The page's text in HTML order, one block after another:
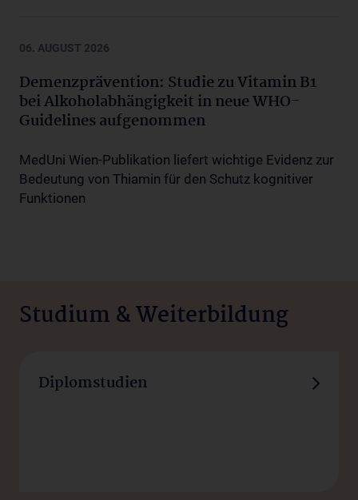
Studieren, lehren und forschen
06. AUGUST 2026
Demenzprävention: Studie zu Vitamin B1
bei Alkoholabhängigkeit in neue WHO-
Guidelines aufgenommen
MedUni Wien-Publikation liefert wichtige Evidenz zur
Bedeutung von Thiamin für den Schutz kognitiver
Funktionen
Studium & Weiterbildung
Diplomstudien